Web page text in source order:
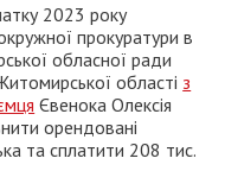
2023 року
прокуратури в
обласної ради
області з
Євенока Олексія
орендовані
та сплатити 208 тис.